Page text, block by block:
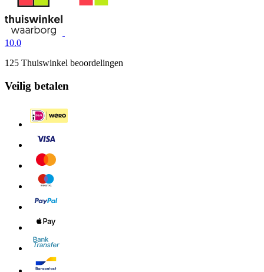
10.0
125 Thuiswinkel beoordelingen
Veilig betalen